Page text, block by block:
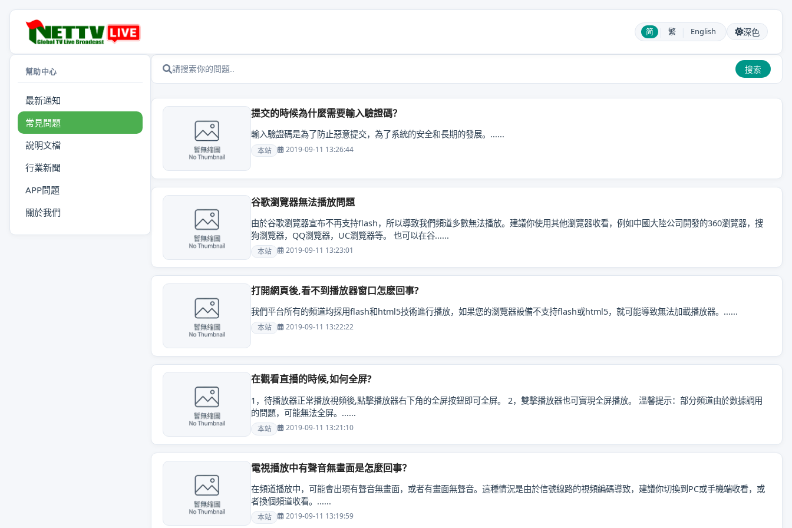
简 | 繁 English 深色
幫助中心
最新通知
常見問題
說明文檔
行業新聞
APP問題
關於我們
搜索
提交的時候為什麼需要輸入驗證碼？
輸入驗證碼是為了防止惡意提交，為了系統的安全和長期的發展。......
本站 2019-09-11 13:26:44
谷歌瀏覽器無法播放問題
由於谷歌瀏覽器宣布不再支持flash，所以導致我們頻道多數無法播放。建議你使用其他瀏覽器收看，例如中國大陸公司開發的360瀏覽器，搜
狗瀏覽器，QQ瀏覽器，UC瀏覽器等。 也可以在谷......
本站 2019-09-11 13:23:01
打開網頁後,看不到播放器窗口怎麽回事?
我們平台所有的頻道均採用flash和html5技術進行播放，如果您的瀏覽器設備不支持flash或html5，就可能導致無法加載播放器。......
本站 2019-09-11 13:22:22
在觀看直播的時候,如何全屏?
1，待播放器正常播放視頻後,點擊播放器右下角的全屏按鈕即可全屏。 2，雙擊播放器也可實現全屏播放。 溫馨提示：部分頻道由於數據調用
的問題，可能無法全屏。......
本站 2019-09-11 13:21:10
電視播放中有聲音無畫面是怎麼回事？
在頻道播放中，可能會出現有聲音無畫面，或者有畫面無聲音。這種情況是由於信號線路的視頻編碼導致，建議你切換到PC或手機端收看，或
者換個頻道收看。......
本站 2019-09-11 13:19:59